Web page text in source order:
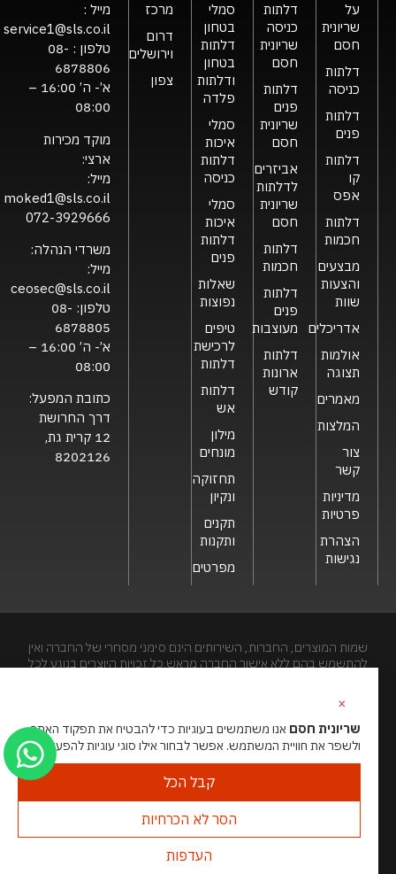
על
שריונית
חסם
דלתות
כניסה
דלתות
פנים
דלתות
קו
אפס
דלתות
חכמות
מבצעים
והצעות
שוות
אדריכלים
אולמות
תצוגה
מאמרים
המלצות
צור
קשר
מדיניות
פרטיות
הצהרת
נגישות
דלתות
כניסה
שריונית
חסם
דלתות
פנים
שריונית
חסם
אביזרים
לדלתות
שריונית
חסם
דלתות
חכמות
דלתות
פנים
מעוצבות
דלתות
ארונות
קודש
סמלי
בטחון
דלתות
בטחון
ודלתות
פלדה
סמלי
איכות
דלתות
כניסה
סמלי
איכות
דלתות
פנים
שאלות
נפוצות
טיפים
לרכישת
דלתות
דלתות
אש
מילון
מונחים
תחזוקה
ונקיון
תקנים
ותקנות
מפרטים
מרכז
דרום
וירושלים
צפון
מייל :
service1@sls.co.il
טלפון : 08-
6878806
א’- ה’ 16:00 –
08:00
מוקד מכירות
ארצי:
מייל:
moked1@sls.co.il
072-3929666
משרדי הנהלה:
מייל:
ceosec@sls.co.il
טלפון: 08-
6878805
א’- ה’ 16:00 –
08:00
כתובת המפעל:
דרך החרושת
12 קרית גת,
8202126
שמות המוצרים, החברות, השירותים הינם סימני מסחרי של החברה ואין
להתשמש בהם ללא אישור החברה מראש.כל זכויות היוצרים בנוגע לכל
האתר מנוהל ע”י גאו מדיהסוכנות דיגיטל
×
שריונית חסם אנו משתמשים בעוגיות כדי להבטיח את תפקוד האתר
ולשפר את חוויית המשתמש. אפשר לבחור אילו סוגי עוגיות להפעיל.
קבל הכל
הסר לא הכרחיות
העדפות